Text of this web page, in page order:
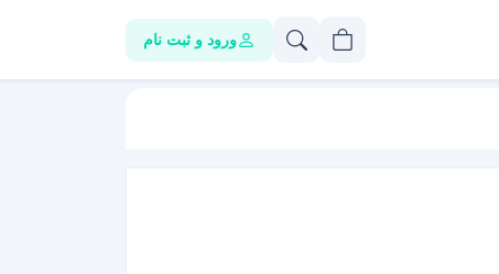
ورود و ثبت نام